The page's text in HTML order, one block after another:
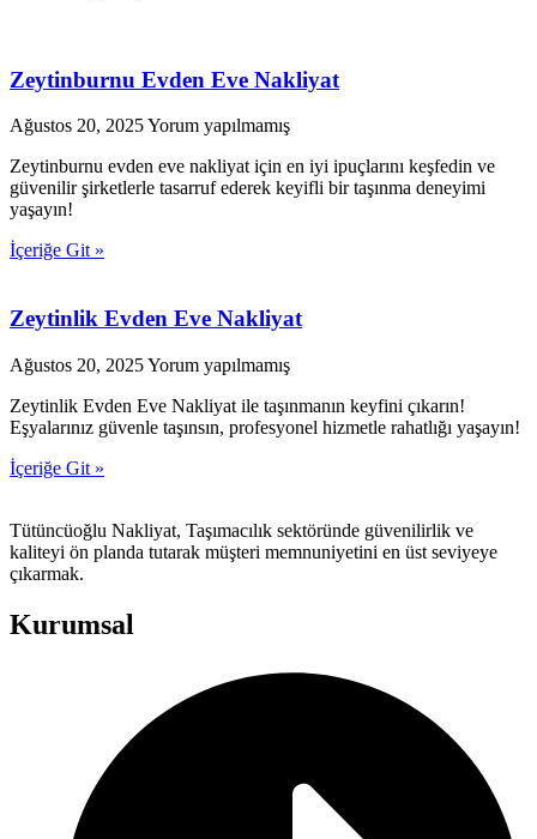
Zeytinburnu Evden Eve Nakliyat
Ağustos 20, 2025Yorum yapılmamış
Zeytinburnu evden eve nakliyat için en iyi ipuçlarını keşfedin ve
güvenilir şirketlerle tasarruf ederek keyifli bir taşınma deneyimi
yaşayın!
İçeriğe Git »
Zeytinlik Evden Eve Nakliyat
Ağustos 20, 2025Yorum yapılmamış
Zeytinlik Evden Eve Nakliyat ile taşınmanın keyfini çıkarın!
Eşyalarınız güvenle taşınsın, profesyonel hizmetle rahatlığı yaşayın!
İçeriğe Git »
Tütüncüoğlu Nakliyat, Taşımacılık sektöründe güvenilirlik ve
kaliteyi ön planda tutarak müşteri memnuniyetini en üst seviyeye
çıkarmak.
Kurumsal